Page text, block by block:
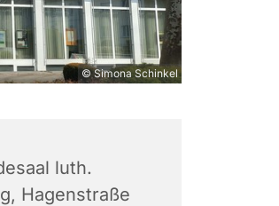
© Simona Schinkel
luth.
Hagenstraße